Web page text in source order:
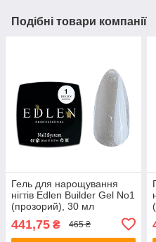
Подібні товари компанії
Гель для нарощування
нігтів Edlen Builder Gel No1
(прозорий), 30 мл
441,75 ₴ 465 ₴